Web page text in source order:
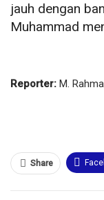
jauh dengan
Muhammad
Reporter: M.
Share